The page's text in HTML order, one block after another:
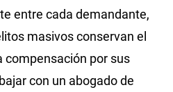
entre cada demandante,
masivos conservan el
compensación por sus
con un abogado de